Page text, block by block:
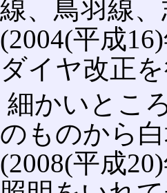
線、鳥羽線
(2004(平成
ダイヤ改正
細かいとこ
のものから
(2008(平成